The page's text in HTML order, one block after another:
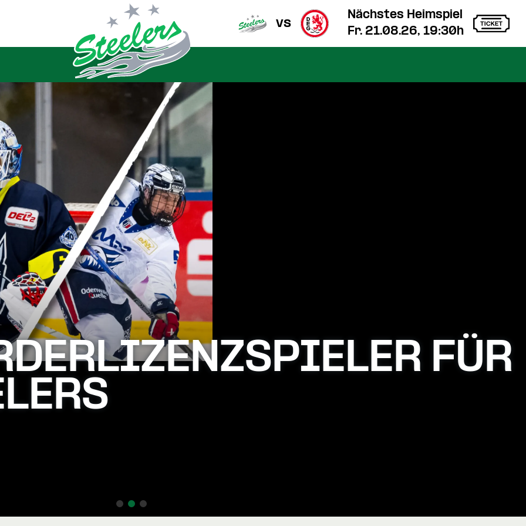
vs
Nächstes Heimspiel
Fr. 21.08.26, 19:30h
FÜR